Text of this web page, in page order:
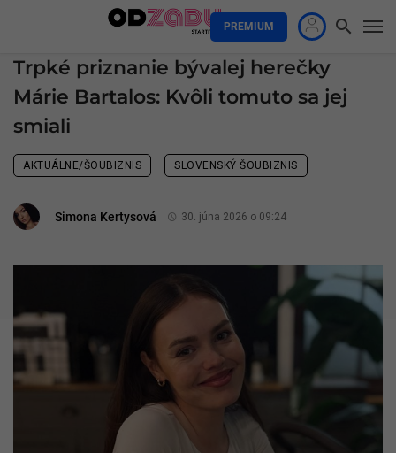
PREMIUM
Trpké priznanie bývalej herečky
Márie Bartalos: Kvôli tomuto sa jej
smiali
AKTUÁLNE/ŠOUBIZNIS SLOVENSKÝ ŠOUBIZNIS
Simona Kertysová 30. júna 2026 o 09:24